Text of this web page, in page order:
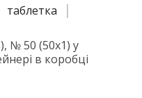
таблетка
№ 50 (50х1) у
в коробці